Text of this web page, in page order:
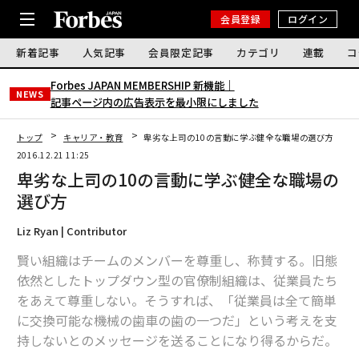
会員登録 ログイン
新着記事 人気記事 会員限定記事 カテゴリ 連載
NEWS
Forbes JAPAN MEMBERSHIP 新機能｜
記事ページ内の広告表示を最小限にしました
トップ キャリア・教育
卑劣な上司の10の言動に学ぶ健全な職場の選び方
2016.12.21 11:25
卑劣な上司の10の言動に学ぶ健全な職場の
選び方
Liz Ryan | Contributor
賢い組織はチームのメンバーを尊重し、称賛する。旧態
依然としたトップダウン型の官僚制組織は、従業員たち
をあえて尊重しない。そうすれば、「従業員は全て簡単
に交換可能な機械の歯車の歯の一つだ」という考えを支
持しないとのメッセージを送ることになり得るからだ。